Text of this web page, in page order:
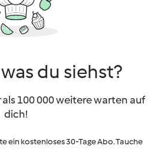
du siehst?
100 000 weitere warten auf
dich!
ein kostenloses 30-Tage Abo. Tauche